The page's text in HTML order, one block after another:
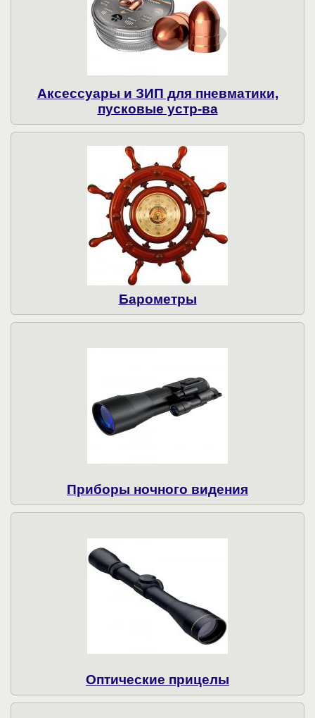
Аксессуары и ЗИП для пневматики,
пусковые устр-ва
Барометры
Приборы ночного видения
Оптические прицелы